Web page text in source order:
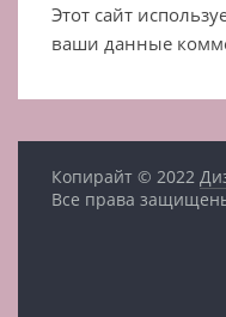
Этот сайт
ваши данные
Копирайт © 2022
Все права